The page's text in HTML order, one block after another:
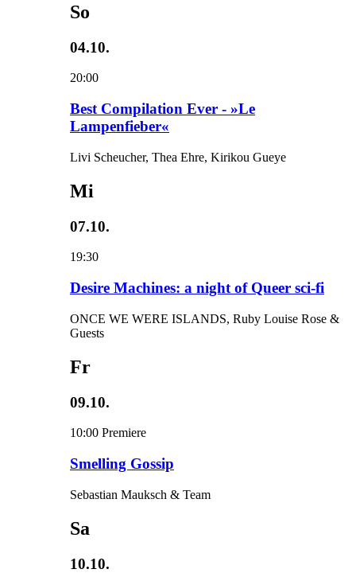
So
04.10.
20:00
Best Compilation Ever - »Le
Lampenfieber«
Livi Scheucher, Thea Ehre, Kirikou Gueye
Mi
07.10.
19:30
Desire Machines: a night of Queer sci-fi
ONCE WE WERE ISLANDS, Ruby Louise Rose &
Guests
Fr
09.10.
10:00 Premiere
Smelling Gossip
Sebastian Mauksch & Team
Sa
10.10.